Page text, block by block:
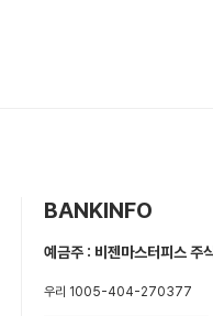
BANKINFO
예금주 : 비젠마스터피스 주
우리 1005-404-270377